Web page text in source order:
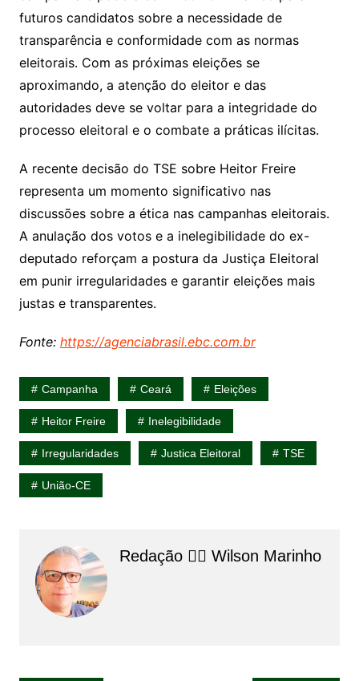
futuros candidatos sobre a necessidade de
transparência e conformidade com as normas
eleitorais. Com as próximas eleições se
aproximando, a atenção do eleitor e das
autoridades deve se voltar para a integridade do
processo eleitoral e o combate a práticas ilícitas.
A recente decisão do TSE sobre Heitor Freire
representa um momento significativo nas
discussões sobre a ética nas campanhas eleitorais.
A anulação dos votos e a inelegibilidade do ex-
deputado reforçam a postura da Justiça Eleitoral
em punir irregularidades e garantir eleições mais
justas e transparentes.
Fonte: https://agenciabrasil.ebc.com.br
Campanha Ceará Eleições
Heitor Freire Inelegibilidade
Irregularidades Justica Eleitoral TSE
União-CE
Redação 👨‍⚖️​ Wilson Marinho